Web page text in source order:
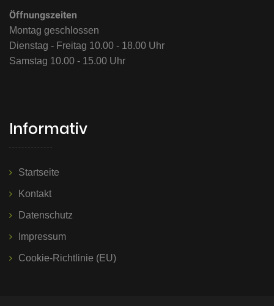
Öffnungszeiten
Montag geschlossen
Dienstag - Freitag 10.00 - 18.00 Uhr
Samstag 10.00 - 15.00 Uhr
Informativ
Startseite
Kontakt
Datenschutz
Impressum
Cookie-Richtlinie (EU)